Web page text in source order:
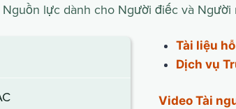
Nguồn lực dành cho Người điếc và Người
Tài liệu
Dịch vụ
Video Tài